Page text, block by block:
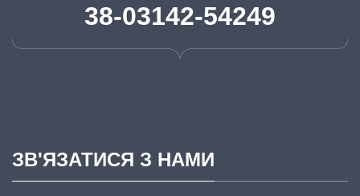
38-03142-54249
ЗВ'ЯЗАТИСЯ З НАМИ